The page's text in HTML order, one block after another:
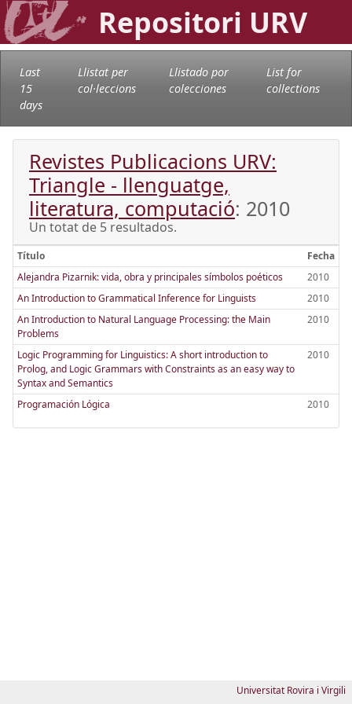
Repositori URV
Last
15
days
Llistat per
col·leccions
Llistado por
colecciones
List for
collections
Revistes Publicacions URV:
Triangle - llenguatge,
literatura, computació: 2010
Un totat de 5 resultados.
Título
Fecha
Alejandra Pizarnik: vida, obra y principales símbolos poéticos
2010
An Introduction to Grammatical Inference for Linguists
2010
An Introduction to Natural Language Processing: the Main
Problems
2010
Logic Programming for Linguistics: A short introduction to
Prolog, and Logic Grammars with Constraints as an easy way to
Syntax and Semantics
2010
Programación Lógica 2010
Universitat Rovira i Virgili